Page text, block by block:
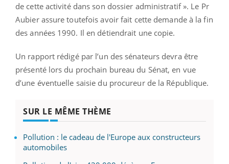
de cette activité dans son dossier administratif ». Le Pr
Aubier assure toutefois avoir fait cette demande à la fin
des années 1990. Il en détiendrait une copie.
Un rapport rédigé par l’un des sénateurs devra être
présenté lors du prochain bureau du Sénat, en vue
d’une éventuelle saisie du procureur de la République.
SUR LE MÊME THÈME
Pollution : le cadeau de l'Europe aux constructeurs
automobiles